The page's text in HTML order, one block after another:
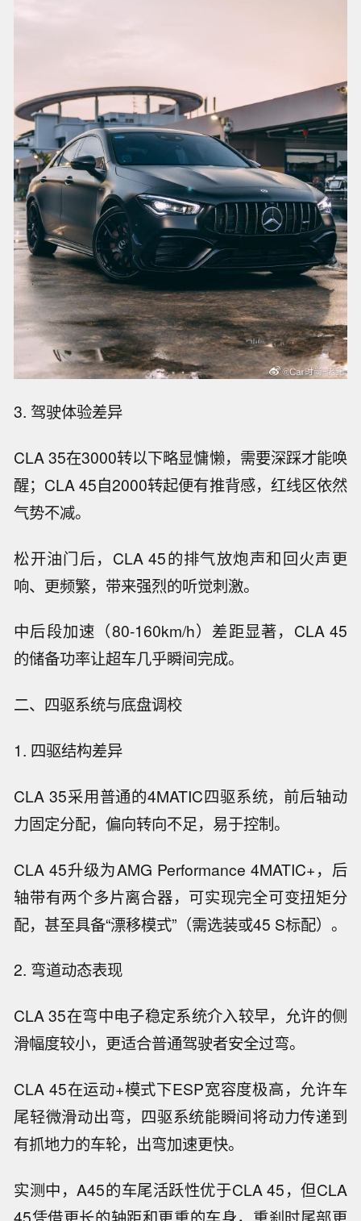
3. 驾驶体验差异
CLA 35在3000转以下略显慵懒，需要深踩才能唤
醒；CLA 45自2000转起便有推背感，红线区依然
气势不减。
松开油门后，CLA 45的排气放炮声和回火声更
响、更频繁，带来强烈的听觉刺激。
中后段加速（80-160km/h）差距显著，CLA 45
的储备功率让超车几乎瞬间完成。
二、四驱系统与底盘调校
1. 四驱结构差异
CLA 35采用普通的4MATIC四驱系统，前后轴动
力固定分配，偏向转向不足，易于控制。
CLA 45升级为AMG Performance 4MATIC+，后
轴带有两个多片离合器，可实现完全可变扭矩分
配，甚至具备“漂移模式”（需选装或45 S标配）。
2. 弯道动态表现
CLA 35在弯中电子稳定系统介入较早，允许的侧
滑幅度较小，更适合普通驾驶者安全过弯。
CLA 45在运动+模式下ESP宽容度极高，允许车
尾轻微滑动出弯，四驱系统能瞬间将动力传递到
有抓地力的车轮，出弯加速更快。
实测中，A45的车尾活跃性优于CLA 45，但CLA